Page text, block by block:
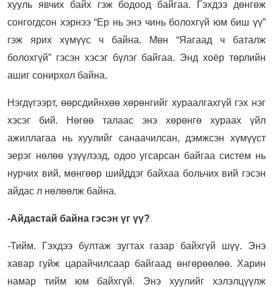
хууль явчих байх гэж бодоод байгаа. Гэхдээ дөнгөж
сонгогдсон хэрнээ “Ер нь энэ чинь болохгүй юм биш үү”
гэж ярих хүмүүс ч байна. Мөн “Яагаад ч баталж
болохгүй” гэсэн хэсэг бүлэг байгаа. Энд хоёр төрлийн
ашиг сонирхол байна.
Нэгдүгээрт, өөрсдийнхөө хөрөнгийг хураалгахгүй гэх нэг
хэсэг бий. Нөгөө талаас энэ хөрөнгө хураах үйл
ажиллагаа нь хуулийг санаачилсан, дэмжсэн хүмүүст
эерэг нөлөө үзүүлээд, одоо угсарсан байгаа систем нь
нурчих вий, мөнгөөр шийддэг байхаа больчих вий гэсэн
айдас л нөлөөлж байна.
-Айдастай байна гэсэн үг үү?
-Тийм. Гэхдээ бултаж зугтах газар байхгүй шүү. Энэ
хавар гуйж царайчилсаар байгаад өнгөрөөлөө. Харин
намар тийм юм байхгүй. Энэ хуулийг хэлэлцүүлж